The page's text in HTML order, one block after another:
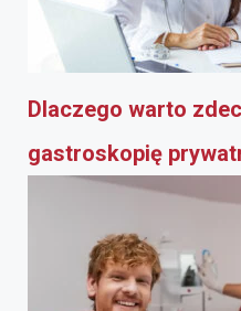
Dlaczego warto
gastroskopię